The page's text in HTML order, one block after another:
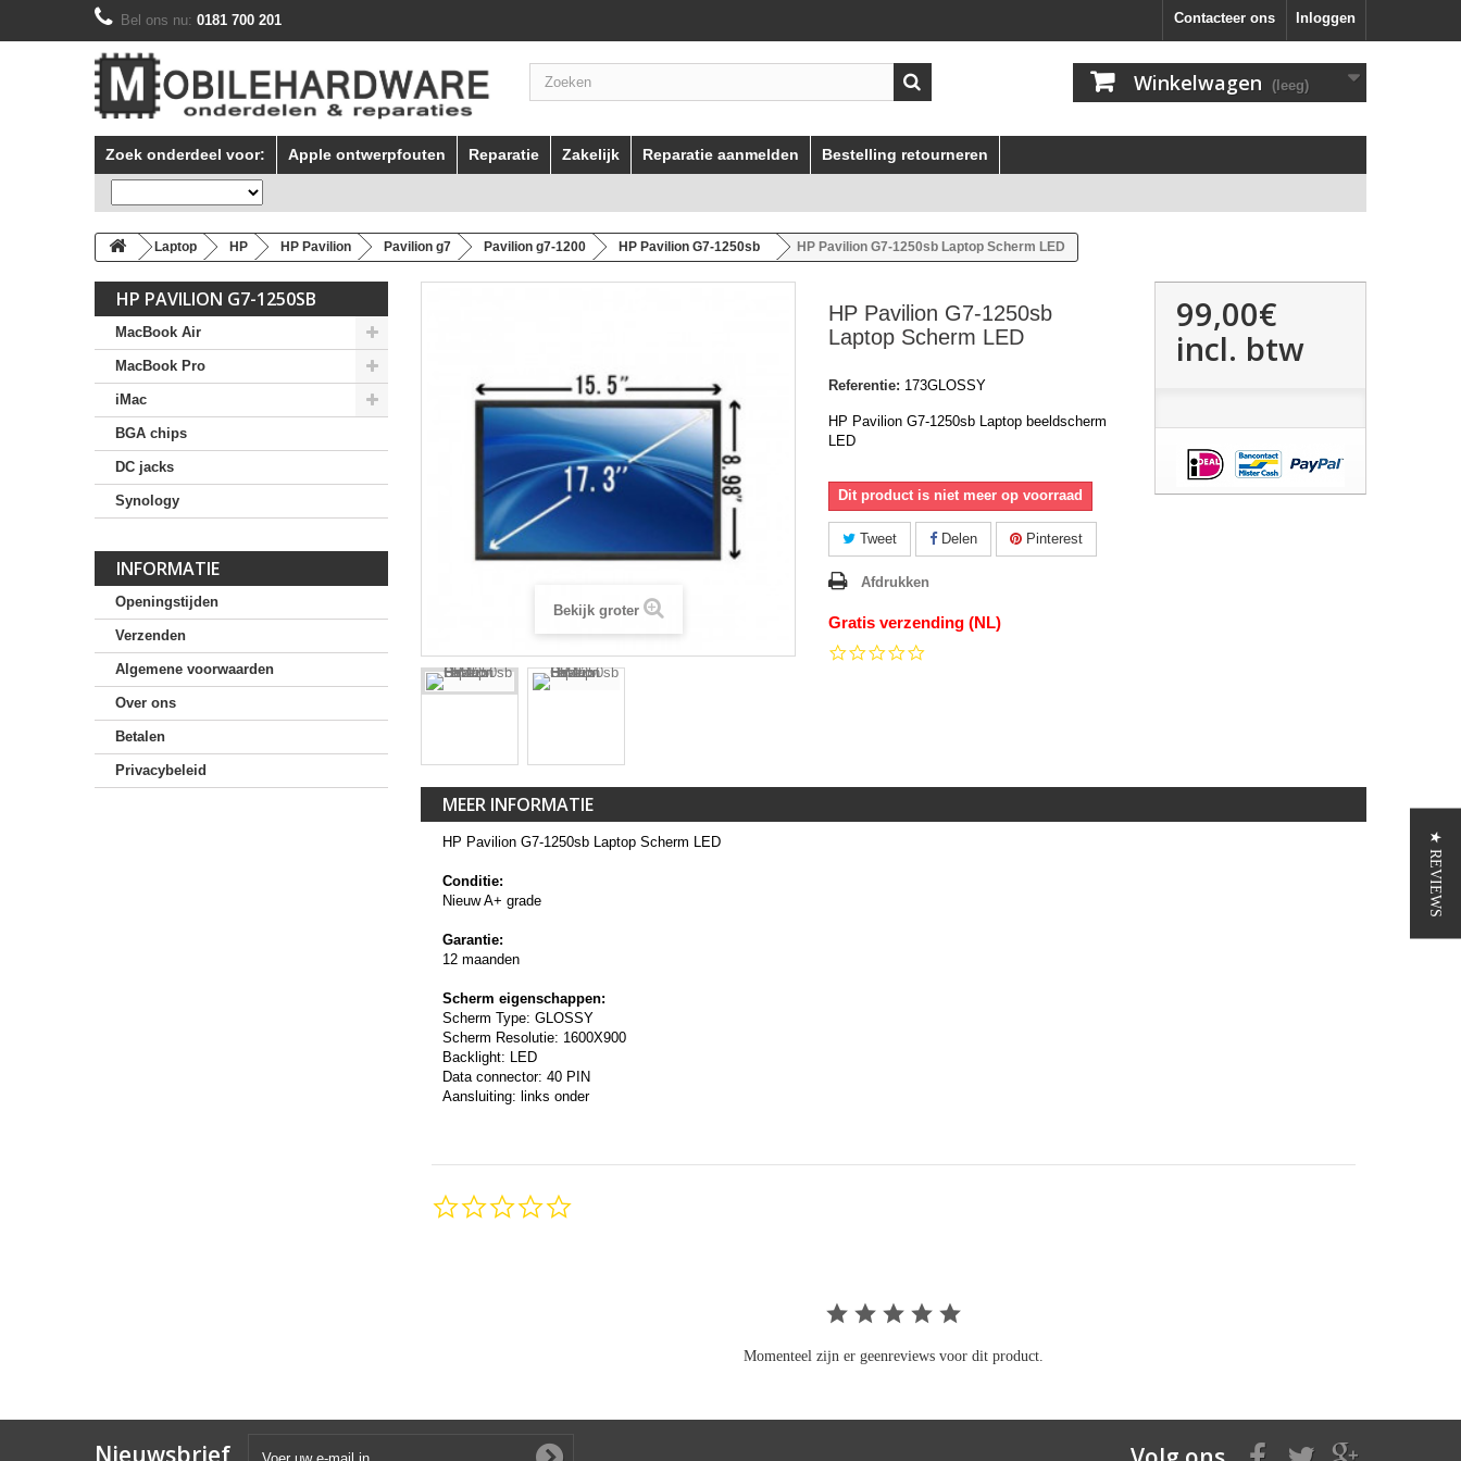
Inloggen
Contacteer ons
Bel ons nu: 0181 700 201
Winkelwagen (leeg)
Zoek onderdeel voor: Apple ontwerpfouten Reparatie Zakelijk Reparatie aanmelden Bestelling retourneren
Laptop HP HP Pavilion Pavilion g7 Pavilion g7-1200 HP Pavilion G7-1250sb HP Pavilion G7-1250sb Laptop Scherm LED
HP PAVILION G7-1250SB
MacBook Air
MacBook Pro
iMac
BGA chips
DC jacks
Synology
INFORMATIE
Openingstijden
Verzenden
Algemene voorwaarden
Over ons
Betalen
Privacybeleid
Bekijk groter
HP Pavilion G7-1250sb
Laptop Scherm LED
Referentie: 173GLOSSY
HP Pavilion G7-1250sb Laptop beeldscherm
LED
Dit product is niet meer op voorraad
Tweet Delen Pinterest
Afdrukken
Gratis verzending (NL)
99,00€
incl. btw
MEER INFORMATIE
HP Pavilion G7-1250sb Laptop Scherm LED
Conditie:
Nieuw A+ grade
Garantie:
12 maanden
Scherm eigenschappen:
Scherm Type: GLOSSY
Scherm Resolutie: 1600X900
Backlight: LED
Data connector: 40 PIN
Aansluiting: links onder
Momenteel zijn er geenreviews voor dit product.
Nieuwsbrief
★ REVIEWS